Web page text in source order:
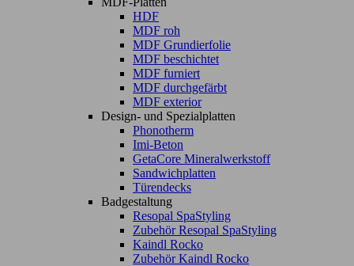
HDF
MDF roh
MDF Grundierfolie
MDF beschichtet
MDF furniert
MDF durchgefärbt
MDF exterior
Design- und Spezialplatten
Phonotherm
Imi-Beton
GetaCore Mineralwerkstoff
Sandwichplatten
Türendecks
Badgestaltung
Resopal SpaStyling
Zubehör Resopal SpaStyling
Kaindl Rocko
Zubehör Kaindl Rocko